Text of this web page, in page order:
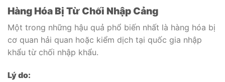
Hàng Hóa Bị Từ Chối Nhập Cảng
Một trong những hậu quả phổ biến nhất là hàng hóa bị
cơ quan hải quan hoặc kiểm dịch tại quốc gia nhập
khẩu từ chối nhập khẩu.
Lý do: